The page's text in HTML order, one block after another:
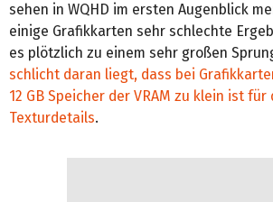
sehen in WQHD im ersten Augenblick
einige Grafikkarten sehr schlechte
es plötzlich zu einem sehr großen
schlicht daran liegt, dass bei
12 GB Speicher der VRAM zu klein ist
Texturdetails.